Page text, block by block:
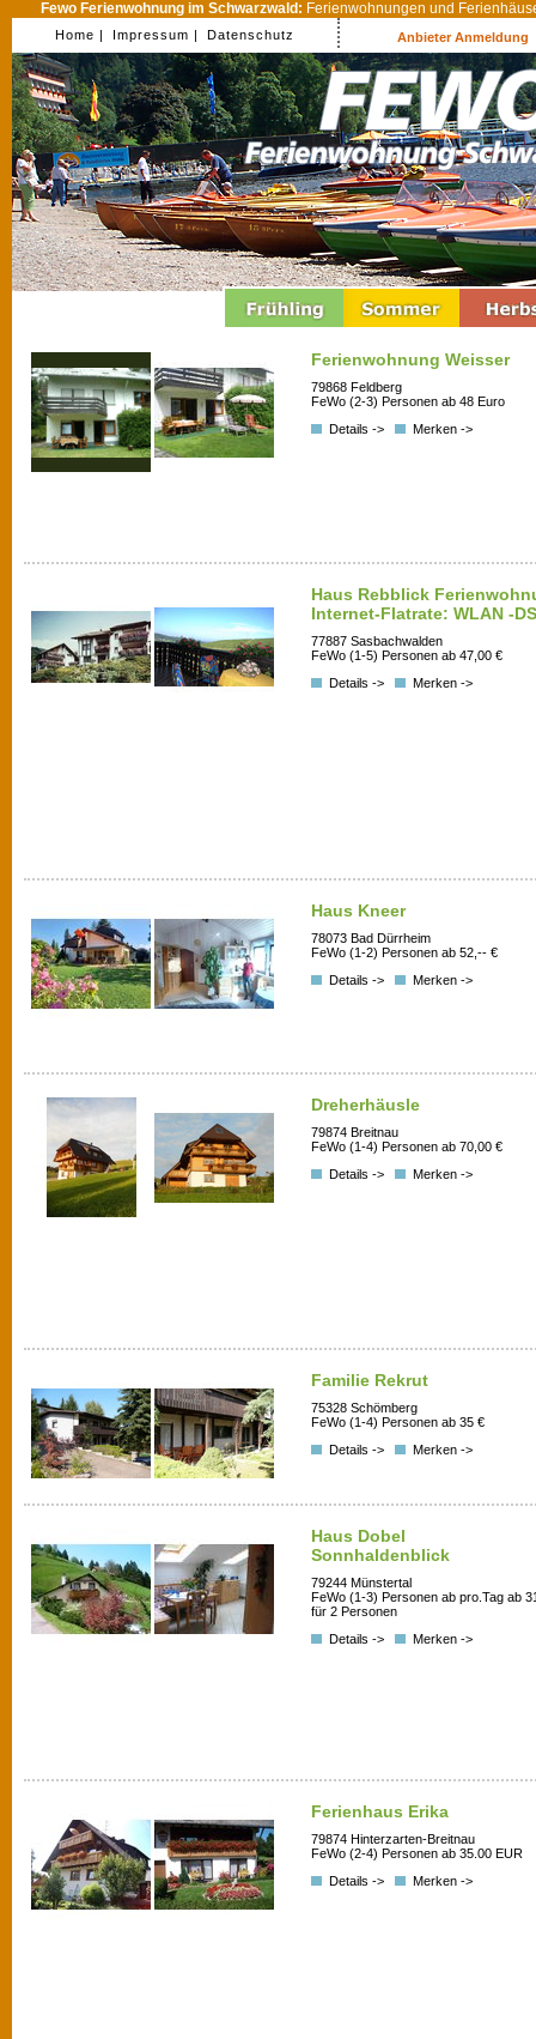
Fewo Ferienwohnung im Schwarzwald: Ferienwohnungen und
Home | Impressum | Datenschutz Anbieter Anmeldung
Ferienwohnung Weisser
79868 Feldberg
FeWo (2-3) Personen ab 48 Euro
Details ->
Merken ->
Haus Rebblick
Internet-Flatrate: WLAN -
77887 Sasbachwalden
FeWo (1-5) Personen ab 47,00 €
Details ->
Merken ->
Haus Kneer
78073 Bad Dürrheim
FeWo (1-2) Personen ab 52,-- €
Details ->
Merken ->
Dreherhäusle
79874 Breitnau
FeWo (1-4) Personen ab 70,00 €
Details ->
Merken ->
Familie Rekrut
75328 Schömberg
FeWo (1-4) Personen ab 35 €
Details ->
Merken ->
Haus Dobel
Sonnhaldenblick
79244 Münstertal
FeWo (1-3) Personen ab pro.Tag ab
für 2 Personen
Details ->
Merken ->
Ferienhaus Erika
79874 Hinterzarten-Breitnau
FeWo (2-4) Personen ab 35.00 EUR
Details ->
Merken ->